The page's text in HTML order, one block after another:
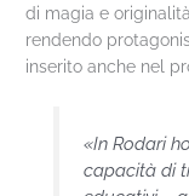
di magia e
rendendo
inserito anche nel
«In Rodari
capacità di